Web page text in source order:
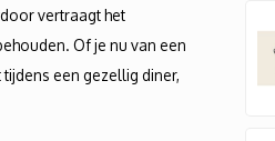
vertraagt het
Of je nu van een
een gezellig diner,